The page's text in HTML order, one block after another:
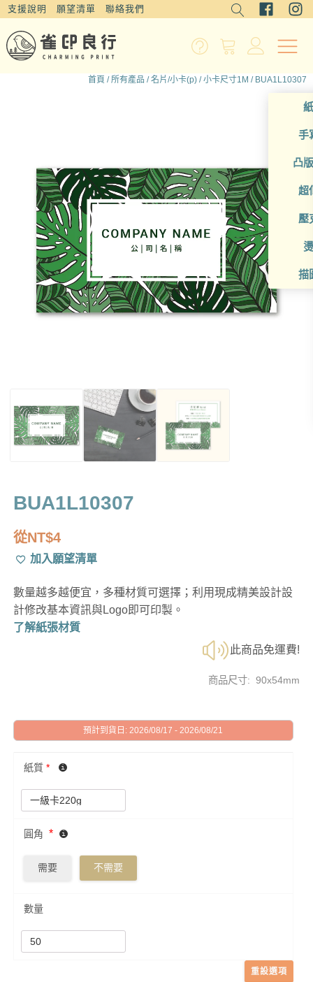
支援說明 願望清單 聯絡我們
手
凸
超
壓
描
首頁 /所有產品 /名片/小卡(p) /小卡尺寸1M / BUA1L10307
BUA1L10307
從NT$4
加入願望清單
數量越多越便宜，多種材質可選擇；利用現成精美設計設
計修改基本資訊與Logo即可印製。
了解紙張材質
此商品免運費!
商品尺寸: 90x54mm
預計到貨日: 2026/08/17 - 2026/08/21
紙質 *
圓角 *
需要 不需要
數量
重設選項